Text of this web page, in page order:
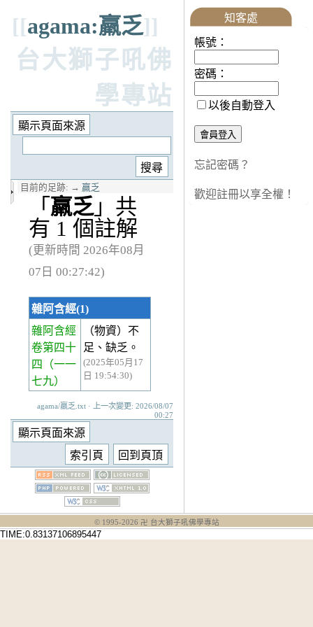
[[agama:羸乏]]
台大獅子吼佛
學專站
目前的足跡: → 羸乏
「 羸乏」共
有 1 個註解
(更新時間 2026年08月
07日 00:27:42)
雜阿含經(1)
雜阿含經
卷第四十
四
（一一
七九）
（物資）不
足、缺乏。
(2025年05月17
日 19:54:30)
agama/羸乏.txt · 上一次變更: 2026/08/07
00:27
知客處
帳號：
密碼：
以後自動登入
忘記密碼？
歡迎註冊以享全權！
© 1995-2026 卍 台大獅子吼佛學專站
TIME:0.83137106895447